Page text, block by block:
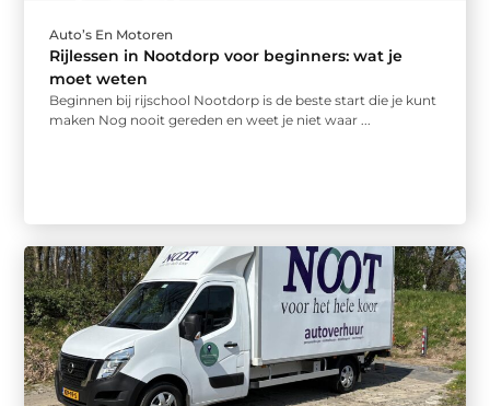
Auto’s En Motoren
Rijlessen in Nootdorp voor beginners: wat je
moet weten
Beginnen bij rijschool Nootdorp is de beste start die je kunt
maken Nog nooit gereden en weet je niet waar ...